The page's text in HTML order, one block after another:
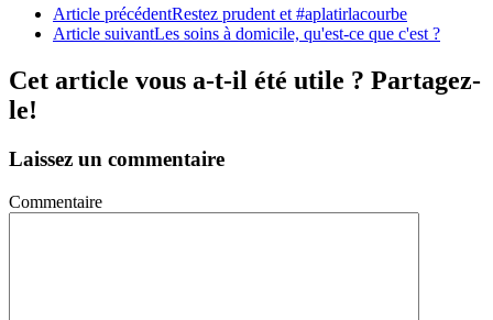
Article précédentRestez prudent et #aplatirlacourbe
Article suivantLes soins à domicile, qu'est-ce que c'est ?
Cet article vous a-t-il été utile ? Partagez-
le!
Laissez un commentaire
Commentaire